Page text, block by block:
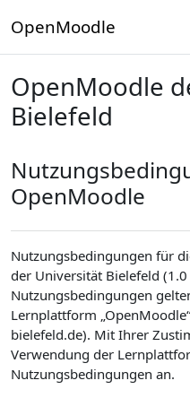
OpenMoodle
OpenMoodle
Bielefeld
OpenMoodle
Nutzungsbedingungen für
der Universität Bielefeld
Nutzungsbedingungen
Lernplattform
bielefeld.de). Mit Ihrer
Verwendung der
Nutzungsbedingungen an.